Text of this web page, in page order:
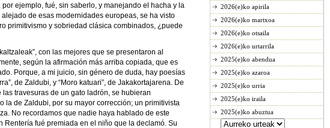
por ejemplo, fué, sin saberlo, y manejando el hacha y la
de esas modernidades europeas, se ha visto
primitivismo y sobriedad clásica combinados, ¿puede
con las mejores que se presentaron al
según la afirmación más arriba copiada, que es
Porque, a mi juicio, sin género de duda, hay poesías
de Zaldubi, y “Moro katuari”, de Jakakortajarena. De
travesuras de un gato ladrón, se hubieran
de Zaldubi, por su mayor corrección; un primitivista
No recordamos que nadie haya hablado de este
fué premiada en el niño que la declamó. Su
2026(e)ko apirila
2026(e)ko martxoa
2026(e)ko otsaila
2026(e)ko urtarrila
2025(e)ko abendua
2025(e)ko azaroa
2025(e)ko urria
2025(e)ko iraila
2025(e)ko abuztua